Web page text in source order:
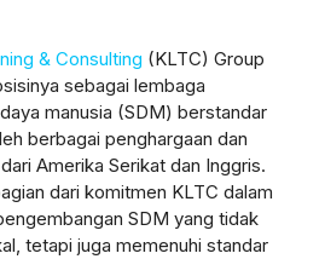
& Consulting (KLTC) Group
sebagai lembaga
manusia (SDM) berstandar
berbagai penghargaan dan
Amerika Serikat dan Inggris.
dari komitmen KLTC dalam
SDM yang tidak
tetapi juga memenuhi standar